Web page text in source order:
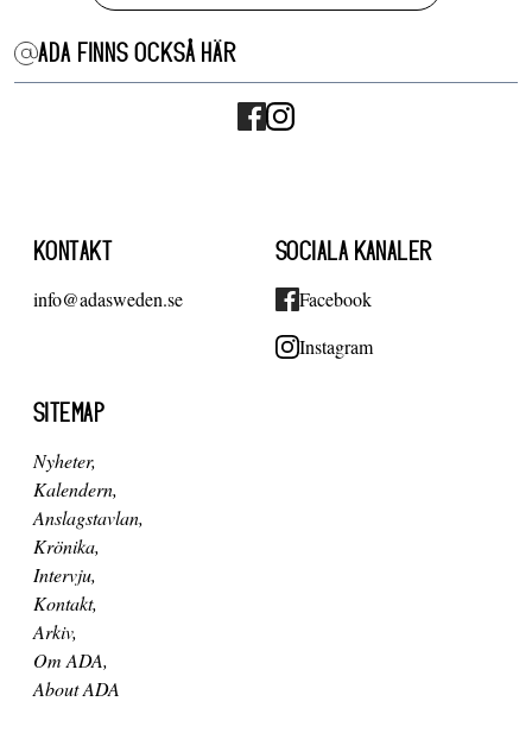
ADA FINNS OCKSÅ HÄR
KONTAKT
info@adasweden.se
SOCIALA KANALER
Facebook
Instagram
SITEMAP
Nyheter
Kalendern
Anslagstavlan
Krönika
Intervju
Kontakt
Arkiv
Om ADA
About ADA